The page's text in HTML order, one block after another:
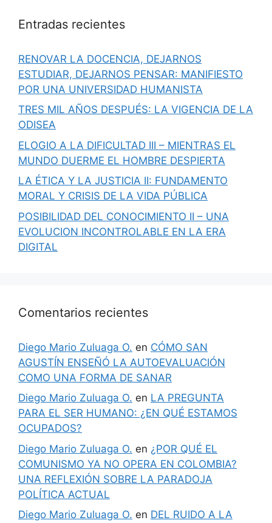
Entradas recientes
RENOVAR LA DOCENCIA, DEJARNOS
ESTUDIAR, DEJARNOS PENSAR: MANIFIESTO
POR UNA UNIVERSIDAD HUMANISTA
TRES MIL AÑOS DESPUÉS: LA VIGENCIA DE LA
ODISEA
ELOGIO A LA DIFICULTAD III – MIENTRAS EL
MUNDO DUERME EL HOMBRE DESPIERTA
LA ÉTICA Y LA JUSTICIA II: FUNDAMENTO
MORAL Y CRISIS DE LA VIDA PÚBLICA
POSIBILIDAD DEL CONOCIMIENTO II – UNA
EVOLUCION INCONTROLABLE EN LA ERA
DIGITAL
Comentarios recientes
Diego Mario Zuluaga O. en CÓMO SAN
AGUSTÍN ENSEÑÓ LA AUTOEVALUACIÓN
COMO UNA FORMA DE SANAR
Diego Mario Zuluaga O. en LA PREGUNTA
PARA EL SER HUMANO: ¿EN QUÉ ESTAMOS
OCUPADOS?
Diego Mario Zuluaga O. en ¿POR QUÉ EL
COMUNISMO YA NO OPERA EN COLOMBIA?
UNA REFLEXIÓN SOBRE LA PARADOJA
POLÍTICA ACTUAL
Diego Mario Zuluaga O. en DEL RUIDO A LA